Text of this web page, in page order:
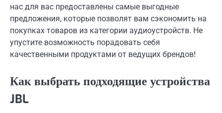
нас для вас предоставлены самые выгодные
предложения, которые позволят вам сэкономить на
покупках товаров из категории аудиоустройств. Не
упустите возможность порадовать себя
качественными продуктами от ведущих брендов!
Как выбрать подходящие устройства
JBL